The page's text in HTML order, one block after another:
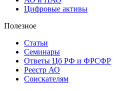
Цифровые активы
Полезное
Статьи
Cеминары
Ответы Цб РФ и ФРСФР
Реестр АО
Соискателям